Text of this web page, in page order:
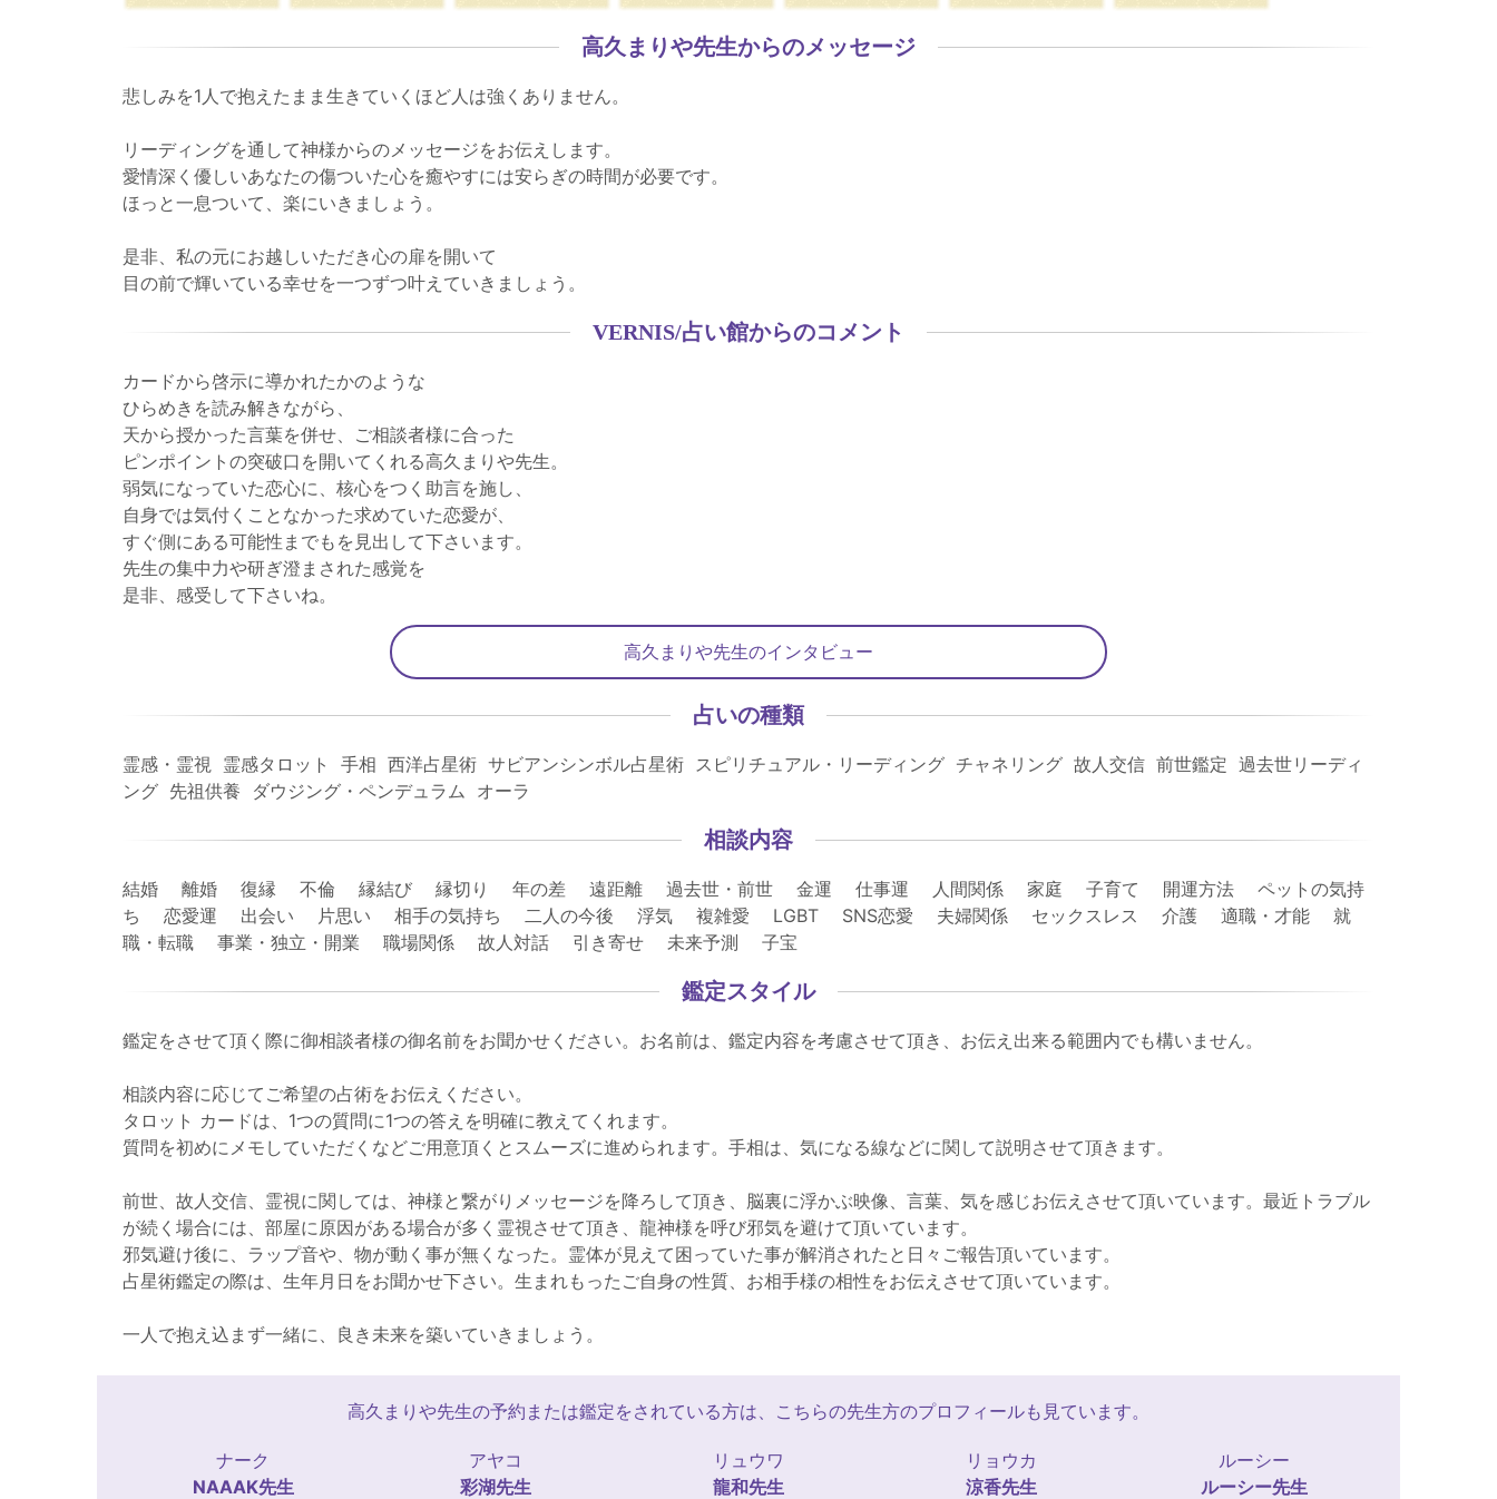
高久まりや先生からのメッセージ
悲しみを1人で抱えたまま生きていくほど人は強くありません。
リーディングを通して神様からのメッセージをお伝えします。
愛情深く優しいあなたの傷ついた心を癒やすには安らぎの時間が必要です。
ほっと一息ついて、楽にいきましょう。
是非、私の元にお越しいただき心の扉を開いて
目の前で輝いている幸せを一つずつ叶えていきましょう。
VERNIS/占い館からのコメント
カードから啓示に導かれたかのような
ひらめきを読み解きながら、
天から授かった言葉を併せ、ご相談者様に合った
ピンポイントの突破口を開いてくれる高久まりや先生。
弱気になっていた恋心に、核心をつく助言を施し、
自身では気付くことなかった求めていた恋愛が、
すぐ側にある可能性までもを見出して下さいます。
先生の集中力や研ぎ澄まされた感覚を
是非、感受して下さいね。
高久まりや先生のインタビュー
占いの種類
霊感・霊視 霊感タロット 手相 西洋占星術 サビアンシンボル占星術 スピリチュアル・リーディング チャネリング 故人交信 前世鑑定 過去世リーディ
ング 先祖供養 ダウジング・ペンデュラム オーラ
相談内容
結婚 離婚 復縁 不倫 縁結び 縁切り 年の差 遠距離 過去世・前世 金運 仕事運 人間関係 家庭 子育て 開運方法 ペットの気持
ち 恋愛運 出会い 片思い 相手の気持ち 二人の今後 浮気 複雑愛 LGBT SNS恋愛 夫婦関係 セックスレス 介護 適職・才能 就
職・転職 事業・独立・開業 職場関係 故人対話 引き寄せ 未来予測 子宝
鑑定スタイル
鑑定をさせて頂く際に御相談者様の御名前をお聞かせください。お名前は、鑑定内容を考慮させて頂き、お伝え出来る範囲内でも構いません。
相談内容に応じてご希望の占術をお伝えください。
タロット カードは、1つの質問に1つの答えを明確に教えてくれます。
質問を初めにメモしていただくなどご用意頂くとスムーズに進められます。手相は、気になる線などに関して説明させて頂きます。
前世、故人交信、霊視に関しては、神様と繋がりメッセージを降ろして頂き、脳裏に浮かぶ映像、言葉、気を感じお伝えさせて頂いています。最近トラブル
が続く場合には、部屋に原因がある場合が多く霊視させて頂き、龍神様を呼び邪気を避けて頂いています。
邪気避け後に、ラップ音や、物が動く事が無くなった。霊体が見えて困っていた事が解消されたと日々ご報告頂いています。
占星術鑑定の際は、生年月日をお聞かせ下さい。生まれもったご自身の性質、お相手様の相性をお伝えさせて頂いています。
一人で抱え込まず一緒に、良き未来を築いていきましょう。
高久まりや先生の予約または鑑定をされている方は、こちらの先生方のプロフィールも見ています。
ナーク
NAAAK先生
アヤコ
彩湖先生
リュウワ
龍和先生
リョウカ
涼香先生
ルーシー
ルーシー先生